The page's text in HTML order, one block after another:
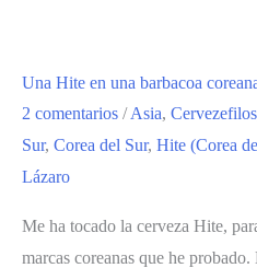
Una Hite en una barbacoa
2 comentarios /Asia, Cervezefilos
Sur, Corea del Sur, Hite (Corea
Lázaro
Me ha tocado la cerveza Hite,
marcas coreanas que he